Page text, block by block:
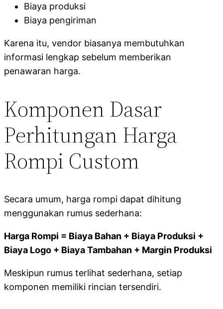
Biaya produksi
Biaya pengiriman
Karena itu, vendor biasanya membutuhkan
informasi lengkap sebelum memberikan
penawaran harga.
Komponen Dasar
Perhitungan Harga
Rompi Custom
Secara umum, harga rompi dapat dihitung
menggunakan rumus sederhana:
Harga Rompi = Biaya Bahan + Biaya Produksi +
Biaya Logo + Biaya Tambahan + Margin Produksi
Meskipun rumus terlihat sederhana, setiap
komponen memiliki rincian tersendiri.